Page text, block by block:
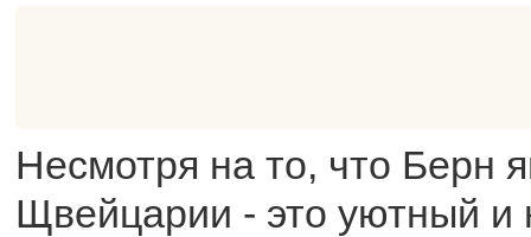
Несмотря на то, что Берн
Щвейцарии - это уютный и